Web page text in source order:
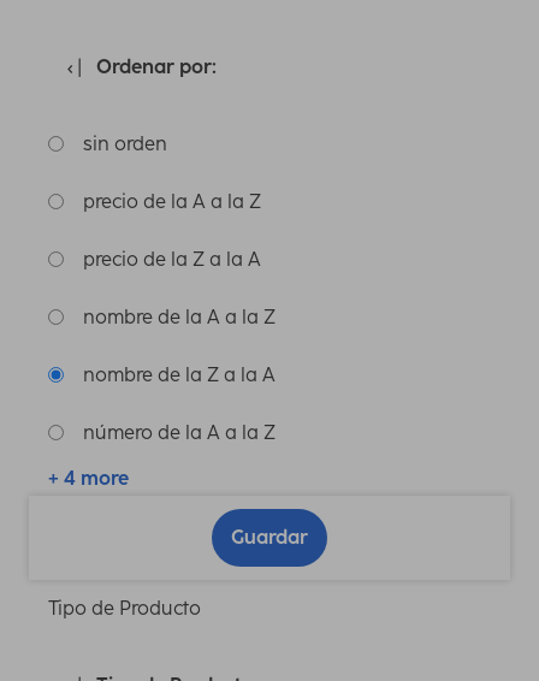
Ordenar por:
sin orden
precio de la A a la Z
precio de la Z a la A
nombre de la A a la Z
nombre de la Z a la A
número de la A a la Z
+ 4 more
Guardar
Tipo de Producto